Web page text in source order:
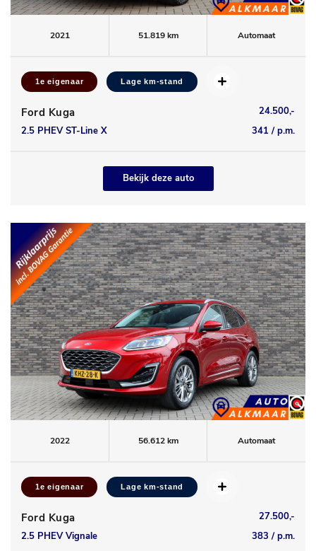
2021 51.819 km Automaat
1e eigenaar Lage km-stand
Ford Kuga
24.500,-
2.5 PHEV ST-Line X
341 / p.m.
Bekijk deze auto
2022 56.612 km Automaat
1e eigenaar Lage km-stand
Ford Kuga
27.500,-
2.5 PHEV Vignale
383 / p.m.